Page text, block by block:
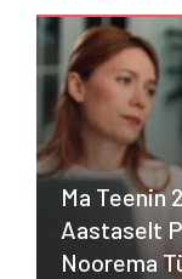
Ma Teenin
Aastaselt
Noorema